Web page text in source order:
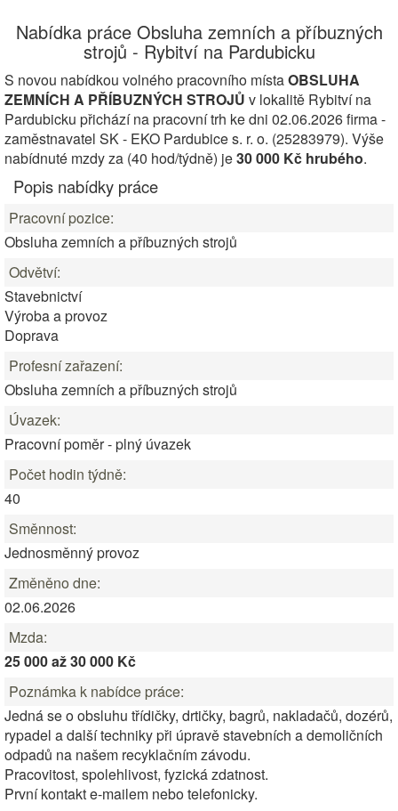
Nabídka práce Obsluha zemních a příbuzných
strojů - Rybitví na Pardubicku
S novou nabídkou volného pracovního místaOBSLUHA
ZEMNÍCH A PŘÍBUZNÝCH STROJŮ v lokalitě Rybitví na
Pardubicku přichází na pracovní trh ke dni 02.06.2026 firma -
zaměstnavatel SK - EKO Pardubice s. r. o. (25283979). Výše
nabídnuté mzdy za (40 hod/týdně) je30 000 Kč hrubého.
Popis nabídky práce
Pracovní pozice:
Obsluha zemních a příbuzných strojů
Odvětví:
Stavebnictví
Výroba a provoz
Doprava
Profesní zařazení:
Obsluha zemních a příbuzných strojů
Úvazek:
Pracovní poměr - plný úvazek
Počet hodin týdně:
40
Směnnost:
Jednosměnný provoz
Změněno dne:
02.06.2026
Mzda:
25 000 až 30 000 Kč
Poznámka k nabídce práce:
Jedná se o obsluhu třídičky, drtičky, bagrů, nakladačů, dozérů,
rypadel a další techniky při úpravě stavebních a demoličních
odpadů na našem recyklačním závodu.
Pracovitost, spolehlivost, fyzická zdatnost.
První kontakt e-mailem nebo telefonicky.